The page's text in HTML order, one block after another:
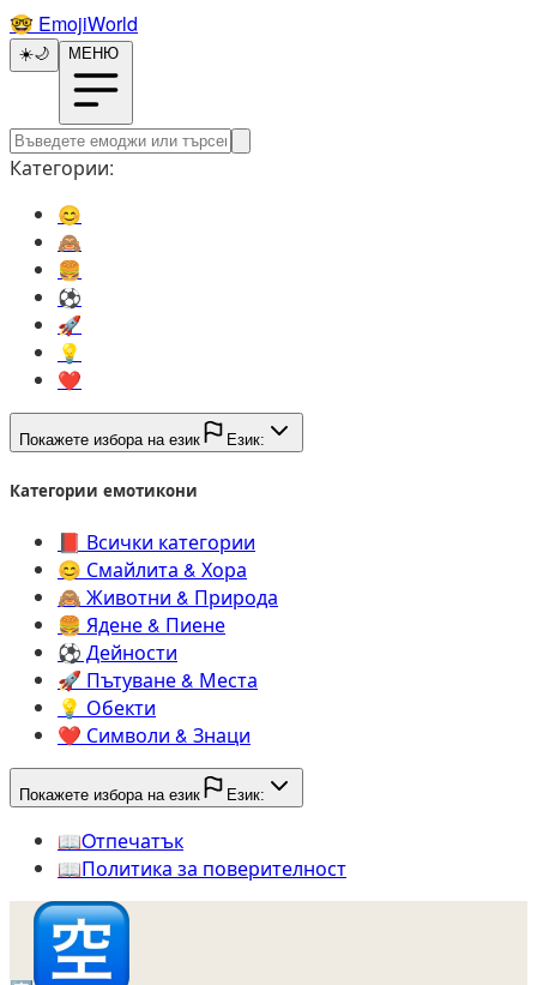
🤓️ EmojiWorld
☀️🌙 МЕНЮ
Категории:
😊️
🙈️
🍔️
⚽️
🚀️
💡️
❤️
Покажете избора на език Език:
Категории емотикони
📕️ Всички категории
😊️ Смайлита & Хора
🙈️ Животни & Природа
🍔️ Ядене & Пиене
⚽️ Дейности
🚀️ Пътуване & Места
💡️ Обекти
❤️ Символи & Знаци
Покажете избора на език Език:
📖️Oтпечатък
📖️Политика за поверителност